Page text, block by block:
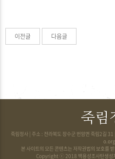
이전글 다음글
죽림
죽림정사 | 주소 : 전라북도 장수군 번암면 죽림2길
o.org
본 사이트의 모든 콘텐츠는 저작권법의 보호를
Copyright ⓒ 2018 백용성조사탄생성